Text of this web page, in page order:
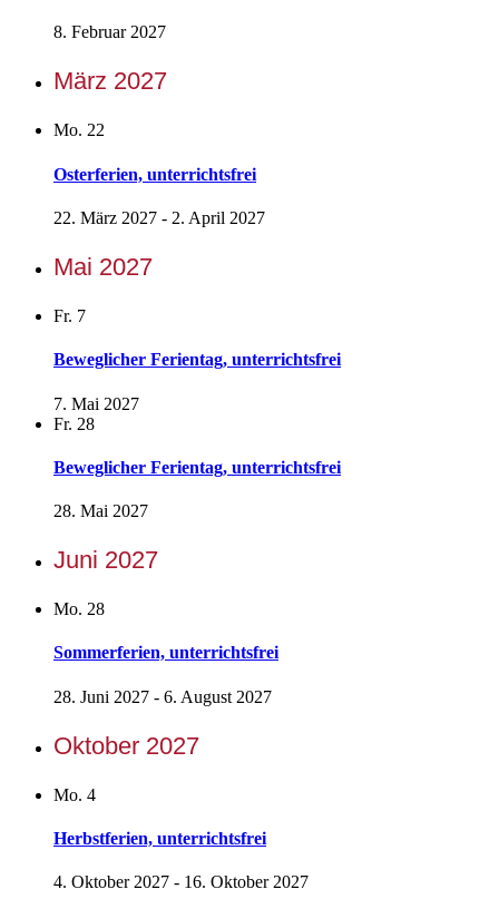
8. Februar 2027
März 2027
Mo. 22
Osterferien, unterrichtsfrei
22. März 2027 - 2. April 2027
Mai 2027
Fr. 7
Beweglicher Ferientag, unterrichtsfrei
7. Mai 2027
Fr. 28
Beweglicher Ferientag, unterrichtsfrei
28. Mai 2027
Juni 2027
Mo. 28
Sommerferien, unterrichtsfrei
28. Juni 2027 - 6. August 2027
Oktober 2027
Mo. 4
Herbstferien, unterrichtsfrei
4. Oktober 2027 - 16. Oktober 2027